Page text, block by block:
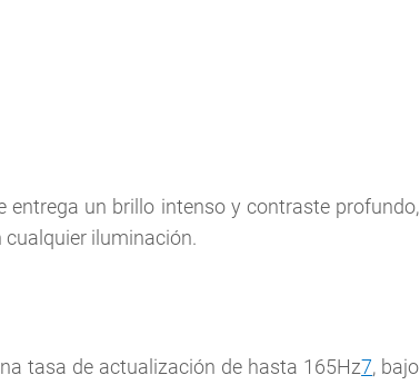
entrega un brillo intenso y contraste profundo,
cualquier iluminación.
tasa de actualización de hasta 165Hz7, bajo